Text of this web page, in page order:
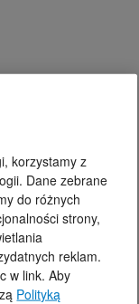
korzystamy z
Dane zebrane
do różnych
strony,
reklam.
w link. Aby
Polityką